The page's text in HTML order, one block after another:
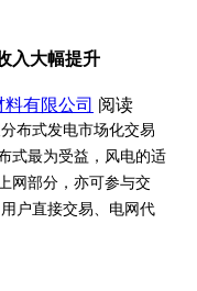
入大幅提升
料有限公司 阅读
布式发电市场化交易
式最为受益，风电的适
网部分，亦可参与交
户直接交易、电网代